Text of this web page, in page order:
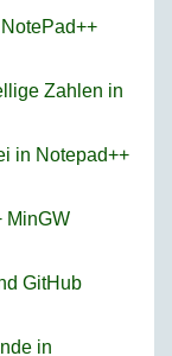
Zahlen in
in Notepad++
MinGW
GitHub
in